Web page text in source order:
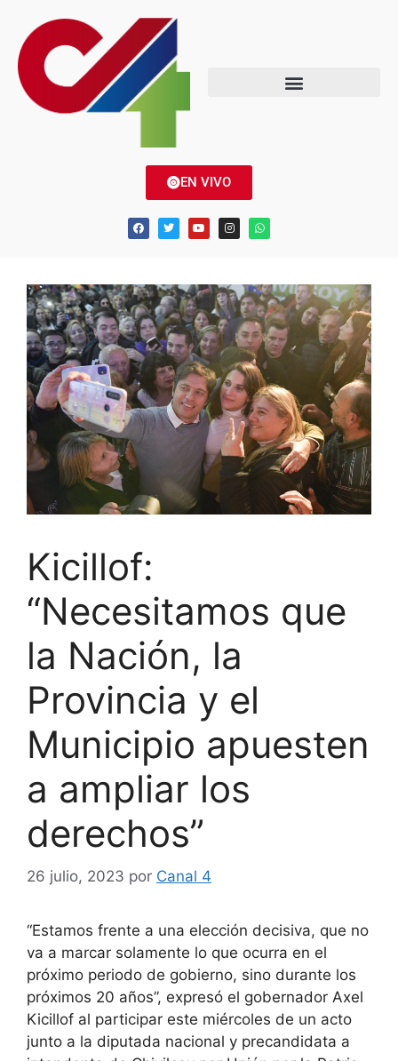
EN VIVO
Kicillof:
“Necesitamos que
la Nación, la
Provincia y el
Municipio apuesten
a ampliar los
derechos”
26 julio, 2023 por Canal 4
“Estamos frente a una elección decisiva, que no
va a marcar solamente lo que ocurra en el
próximo periodo de gobierno, sino durante los
próximos 20 años”, expresó el gobernador Axel
Kicillof al participar este miércoles de un acto
junto a la diputada nacional y precandidata a